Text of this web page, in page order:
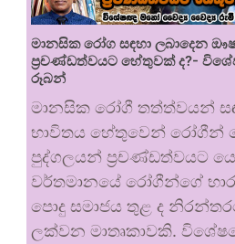
මානසික රෝග සඳහා ලබාදෙන
ප්‍රචණ්ඩත්වයට හේතුවක් ද?-
රූබන්
මානසික රෝගී තත්ත්වයන්
භාවිතය හේතුවෙන් රෝගීන්
පුද්ගලයන් ප්‍රචණ්ඩත්වයට
වර්තමානයේ රෝගීන්ගේ
පොදු සමාජය තුළ ද
ලක්වන මාතෘකාවකි.